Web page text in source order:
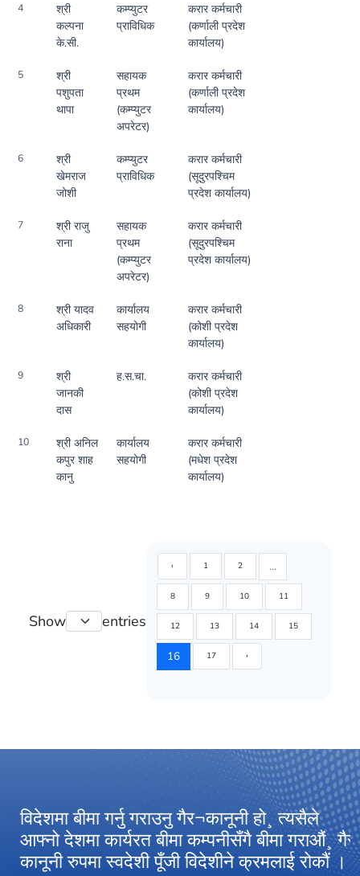
4
श्री
कल्पना
के.सी.
कम्प्युटर
प्राविधिक
करार कर्मचारी
(कर्णाली प्रदेश
कार्यालय)
5
श्री
पशुपता
थापा
सहायक
प्रथम
(कम्प्युटर
अपरेटर)
करार कर्मचारी
(कर्णाली प्रदेश
कार्यालय)
6
श्री
खेमराज
जोशी
कम्प्युटर
प्राविधिक
करार कर्मचारी
(सूदुरपश्चिम
प्रदेश कार्यालय)
7
श्री राजु
राना
सहायक
प्रथम
(कम्प्युटर
अपरेटर)
करार कर्मचारी
(सूदुरपश्चिम
प्रदेश कार्यालय)
8
श्री यादव
अधिकारी
कार्यालय
सहयोगी
करार कर्मचारी
(कोशी प्रदेश
कार्यालय)
9
श्री
जानकी
दास
ह.स.चा.
करार कर्मचारी
(कोशी प्रदेश
कार्यालय)
10
श्री अनिल
कपुर शाह
कानु
कार्यालय
सहयोगी
करार कर्मचारी
(मधेश प्रदेश
कार्यालय)
Show entries
‹ 1 2 ...
8 9 10 11
12 13 14 15
16 17 ›
विदेशमा बीमा गर्नु गराउनु गैर¬कानूनी हो¸ त्यसैले
आफ्नो देशमा कार्यरत बीमा कम्पनीसँगै बीमा गराऔं¸ गैर
कानूनी रुपमा स्वदेशी पूँजी विदेशीने क्रमलाई रोकौं ।